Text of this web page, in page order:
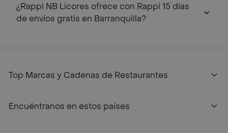
¿Rappi NB Licores ofrece con Rappi 15 días
de envíos gratis en Barranquilla?
Top Marcas y Cadenas de Restaurantes
Encuéntranos en estos países